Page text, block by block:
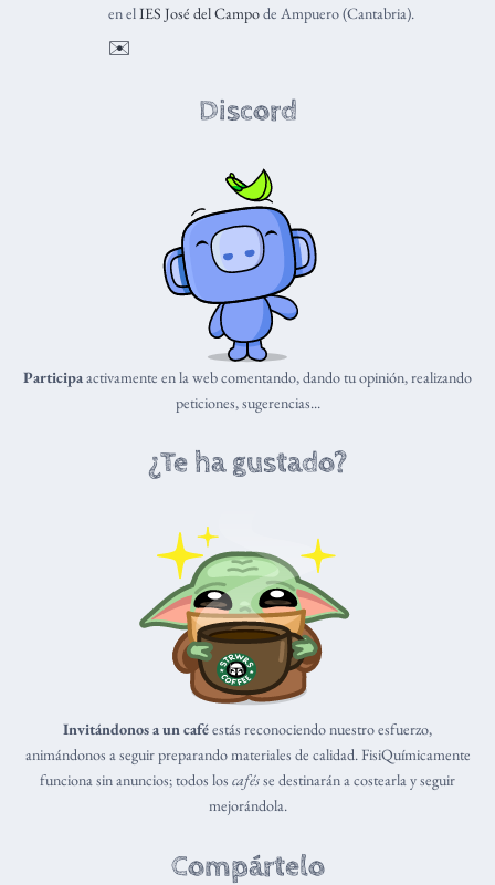
en elIES José del Campode Ampuero (Cantabria).
✉️
Discord
Participaactivamente en la web comentando, dando tu opinión, realizando
peticiones, sugerencias...
¿Te ha gustado?
Invitándonos a un caféestás reconociendo nuestro esfuerzo,
animándonos a seguir preparando materiales de calidad. FisiQuímicamente
funciona sin anuncios; todos los cafésse destinarán a costearla y seguir
mejorándola.
Compártelo